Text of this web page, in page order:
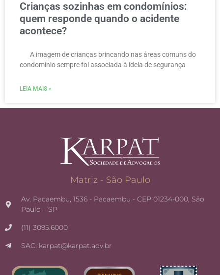
Crianças sozinhas em condomínios:
quem responde quando o acidente
acontece?
A imagem de crianças brincando nas áreas comuns do
condomínio sempre foi associada à ideia de segurança
LEIA MAIS »
Matriz - São Paulo
Av. Pacaembu, 1536 - Pacaembu - CEP 01234-000, São
Paulo – SP
(11) 3095.6000
SAC: karpat@karpat.adv.br